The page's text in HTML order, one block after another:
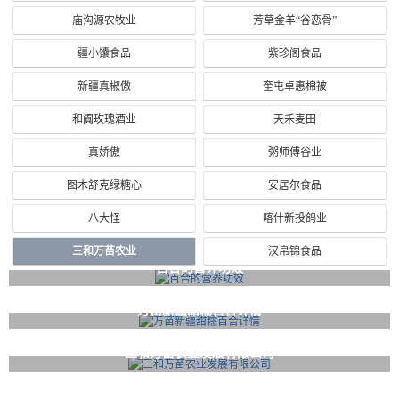
庙沟源农牧业 芳草金羊“谷恋骨”
疆小馕食品 紫珍阁食品
新疆真椒傲 奎屯卓惠棉被
和阗玫瑰酒业 天禾麦田
真娇傲 粥师傅谷业
图木舒克绿糖心 安居尔食品
八大怪 喀什新投鸽业
三和万苗农业 汉帛锦食品
百合的营养功效
万苗新疆甜糯百合详情
三和万苗农业发展有限公司